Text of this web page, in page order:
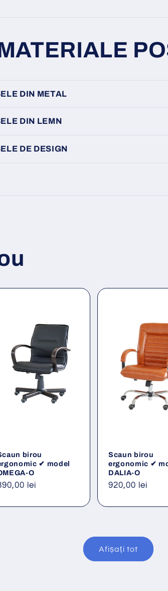
DIN METAL
DIN LEMN
DE DESIGN
birou
✔ model
O
lei
Scaun birou
ergonomic ✔
DALIA-O
Preț
920,00 lei
Afișați tot